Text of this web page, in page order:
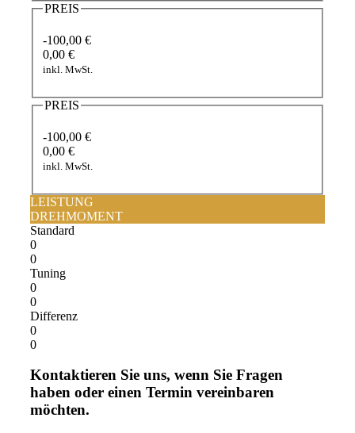
PREIS
-100,00 €
0,00 €
inkl. MwSt.
PREIS
-100,00 €
0,00 €
inkl. MwSt.
LEISTUNG
DREHMOMENT
Standard
0
0
Tuning
0
0
Differenz
0
0
Kontaktieren Sie uns, wenn Sie Fragen
haben oder einen Termin vereinbaren
möchten.